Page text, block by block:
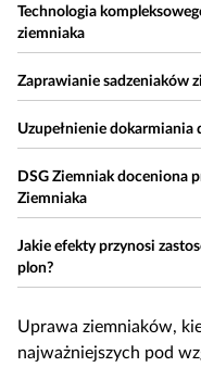
Technologia
ziemniaka
Zaprawianie sadzeniaków
Uzupełnienie dokarmiania
DSG Ziemniak doceniona
Ziemniaka
Jakie efekty przynosi
plon?
Uprawa ziemniaków,
najważniejszych pod